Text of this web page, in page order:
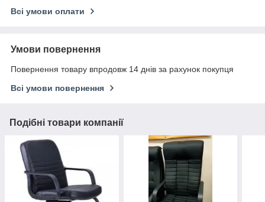
Всі умови оплати
Умови повернення
Повернення товару впродовж 14 днів за рахунок покупця
Всі умови повернення
Подібні товари компанії